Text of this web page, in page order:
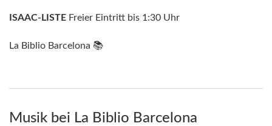
ISAAC-LISTE Freier Eintritt bis 1:30 Uhr
La Biblio Barcelona 📚
Musik bei La Biblio Barcelona